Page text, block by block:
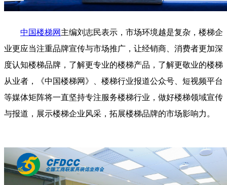
中国楼梯网 主编刘志民表示，市场环境越是复杂，楼梯企
业更应当注重品牌宣传与市场推广，让经销商、消费者更加深
度认知楼梯品牌，了解更专业的楼梯产品，了解更敬业的楼梯
从业者，《中国楼梯网》、楼梯行业报道公众号、短视频平台
等媒体矩阵将一直坚持专注服务楼梯行业，做好楼梯领域宣传
与报道，展示楼梯企业风采，拓展楼梯品牌的市场影响力。